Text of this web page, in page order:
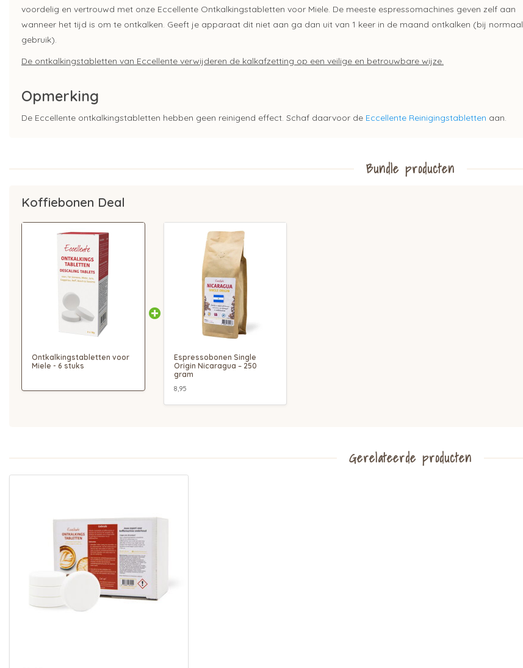
voordelig en vertrouwd met onze Eccellente Ontkalkingstabletten voor Miele. De meeste espressomachines geven zelf aan
wanneer het tijd is om te ontkalken. Geeft je apparaat dit niet aan ga dan uit van 1 keer in de maand ontkalken (bij normaal
gebruik).
De ontkalkingstabletten van Eccellente verwijderen de kalkafzetting op een veilige en betrouwbare wijze.
Opmerking
De Eccellente ontkalkingstabletten hebben geen reinigend effect. Schaf daarvoor de Eccellente Reinigingstabletten aan.
Bundle producten
Koffiebonen Deal
Ontkalkingstabletten voor
Miele - 6 stuks
Espressobonen Single
Origin Nicaragua – 250
gram
8,95
Gerelateerde producten